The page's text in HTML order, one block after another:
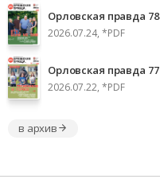
Орловская правда 78
2026.07.24, *PDF
Орловская правда 77
2026.07.22, *PDF
в архив